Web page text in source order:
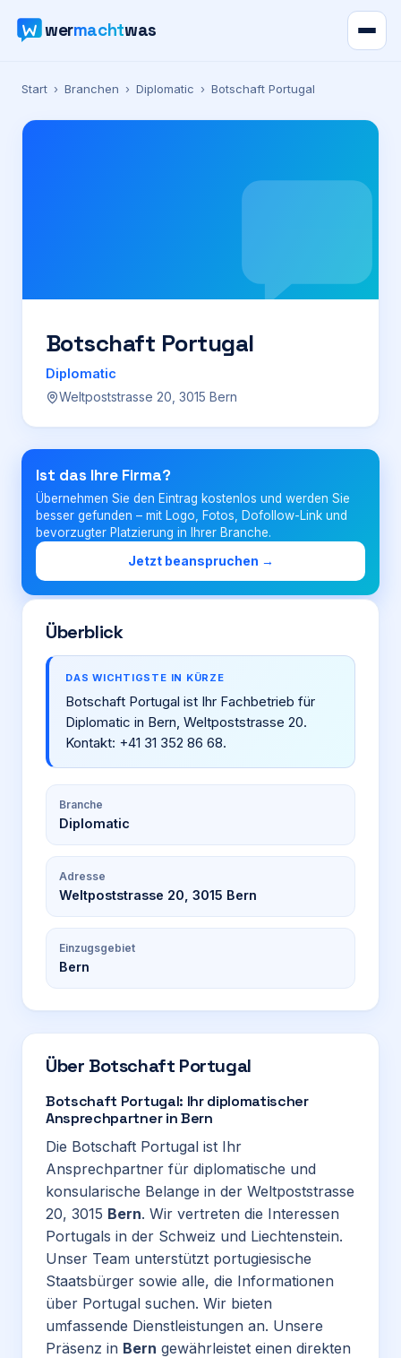
wermachtwas
Verzeichnis
Karte
Preise
Für Firmen
Login
Firma eintragen
Start › Branchen › Diplomatic › Botschaft Portugal
Botschaft Portugal
Diplomatic
Weltpoststrasse 20, 3015 Bern
Ist das Ihre Firma?
Übernehmen Sie den Eintrag kostenlos und werden Sie
besser gefunden – mit Logo, Fotos, Dofollow-Link und
bevorzugter Platzierung in Ihrer Branche.
Jetzt beanspruchen →
Überblick
DAS WICHTIGSTE IN KÜRZE
Botschaft Portugal ist Ihr Fachbetrieb für
Diplomatic in Bern, Weltpoststrasse 20.
Kontakt: +41 31 352 86 68.
Branche
Diplomatic
Adresse
Weltpoststrasse 20, 3015 Bern
Einzugsgebiet
Bern
Über Botschaft Portugal
Botschaft Portugal: Ihr diplomatischer
Ansprechpartner in Bern
Die Botschaft Portugal ist Ihr
Ansprechpartner für diplomatische und
konsularische Belange in der Weltpoststrasse
20, 3015 Bern. Wir vertreten die Interessen
Portugals in der Schweiz und Liechtenstein.
Unser Team unterstützt portugiesische
Staatsbürger sowie alle, die Informationen
über Portugal suchen. Wir bieten
umfassende Dienstleistungen an. Unsere
Präsenz in Bern gewährleistet einen direkten